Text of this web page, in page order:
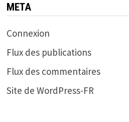
META
Connexion
Flux des publications
Flux des commentaires
Site de WordPress-FR